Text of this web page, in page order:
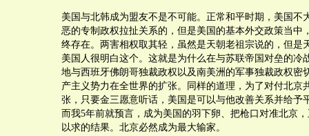
美国与北韩成为盟友不是不可能。正常和平时期，美国不
恶的专制政权拉扯关系的，但是美国的基本外交政策当中
终存在。两害相权取其轻，虽然是天朝老祖宗说的，但是
美国人很明白这个。这就是为什么在与苏联帝国对垒的冷
地与西班牙佛朗哥独裁政权以及南美洲的军事独裁政权密
产主义势力在全世界的扩张。同样的道理，为了对付北京
张，只要金三愿意听话，美国是可以与他改善关系并给予
而我5年前就预言，成为美国的羽下卵、把枪口对准北京
以求的结果。北京必然成为最大输家。